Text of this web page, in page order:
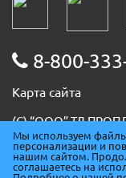
8-800-
Карта сайта
(С) “ООО” ТД
ИНН 5036091667
ОГРН
ОКПО 86678094
Мы используем
персонализации и
нашим сайтом.
соглашаетесь на